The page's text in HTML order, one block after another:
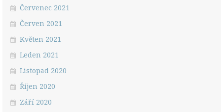
Červenec 2021
Červen 2021
Květen 2021
Leden 2021
Listopad 2020
Říjen 2020
Září 2020